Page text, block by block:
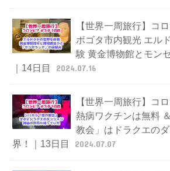
【世界一周旅行】コ
ボゴタ市内観光 エル
験 黄金博物館とモン
｜14日目
2024.07.16
【世界一周旅行】コ
熱病ワクチンは無料
教会」はドラクエの
界！｜13日目
2024.07.07